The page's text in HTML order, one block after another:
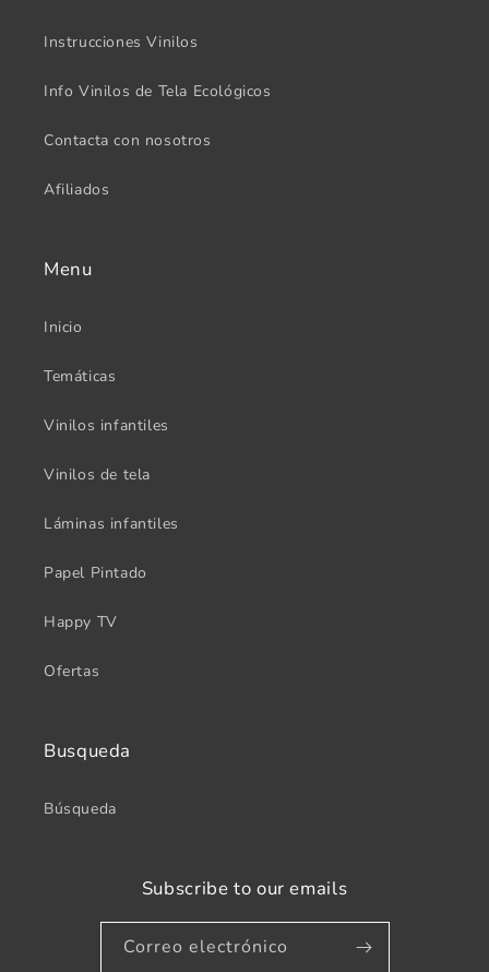
Instrucciones Vinilos
Info Vinilos de Tela Ecológicos
Contacta con nosotros
Afiliados
Menu
Inicio
Temáticas
Vinilos infantiles
Vinilos de tela
Láminas infantiles
Papel Pintado
Happy TV
Ofertas
Busqueda
Búsqueda
Subscribe to our emails
Correo electrónico